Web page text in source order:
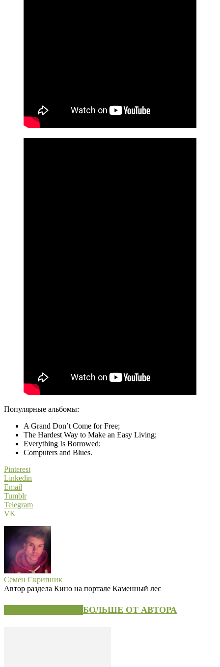
Популярные альбомы:
A Grand Don’t Come for Free;
The Hardest Way to Make an Easy Living;
Everything Is Borrowed;
Computers and Blues.
Pinterest
Linkedin
Email
Tumblr
Telegram
VK
Семен Скрипник
Автор раздела Кино на портале Каменный лес
БОЛЬШЕ ОТ АВТОРА